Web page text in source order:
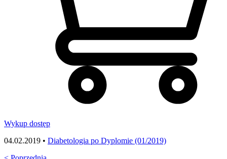
Wykup dostęp
04.02.2019 • Diabetologia po Dyplomie (01/2019)